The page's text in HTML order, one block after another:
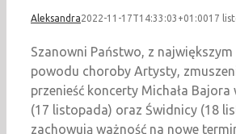
Aleksandra2022-11-17T14:33:03+01:0017
Szanowni Państwo, z
powodu choroby Artysty,
przenieść koncerty Michała Bajora
(17 listopada) oraz Świdnicy (18
zachowują ważność na nowe